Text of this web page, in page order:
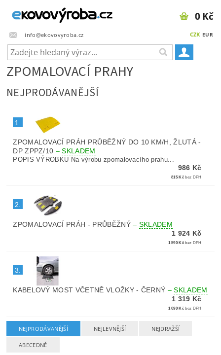
info@ekovovyroba.cz CZK EUR
0 Kč
ZPOMALOVACÍ PRAHY
NEJPRODÁVANĚJŠÍ
1.
ZPOMALOVACÍ PRÁH PRŮBĚŽNÝ DO 10 KM/H, ŽLUTÁ -
DP ZPPZ/10 –SKLADEM
POPIS VÝROBKU Na výrobu zpomalovacího prahu...
986 Kč
815 Kč bez DPH
2.
ZPOMALOVACÍ PRÁH - PRŮBĚŽNÝ– SKLADEM
1 924 Kč
1 590 Kč bez DPH
3.
KABELOVÝ MOST VČETNĚ VLOŽKY - ČERNÝ –SKLADEM
1 319 Kč
1 090 Kč bez DPH
NEJPRODÁVANĚJŠÍ NEJLEVNĚJŠÍ NEJDRAŽŠÍ
ABECEDNĚ